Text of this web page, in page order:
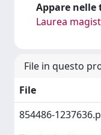
Appare nelle
Laurea
File in questo
File
854486-